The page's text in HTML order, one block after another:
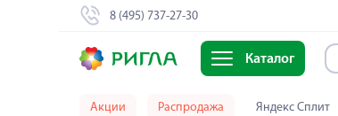
8 (495) 737-27-30
Каталог
Акции Распродажа Яндекс Сплит